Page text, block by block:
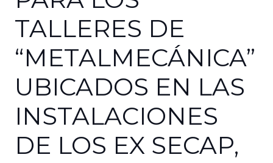
TALLERES DE
“METALMECÁNICA”
UBICADOS EN LAS
INSTALACIONES
DE LOS EX SECAP,